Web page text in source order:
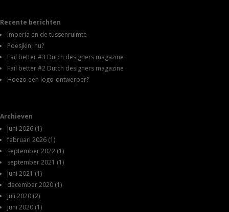
Recente berichten
Imperia en de tussenruimte
Poesjkin, nu?
Fail better #3 Dutch designers magazine
Fail better #2 Dutch designers magazine
Hoezo een logo-ontwerper?
Archieven
juni 2026 (1)
februari 2026 (1)
september 2022 (1)
september 2021 (1)
juni 2021 (1)
december 2020 (1)
juli 2020 (2)
juni 2020 (1)